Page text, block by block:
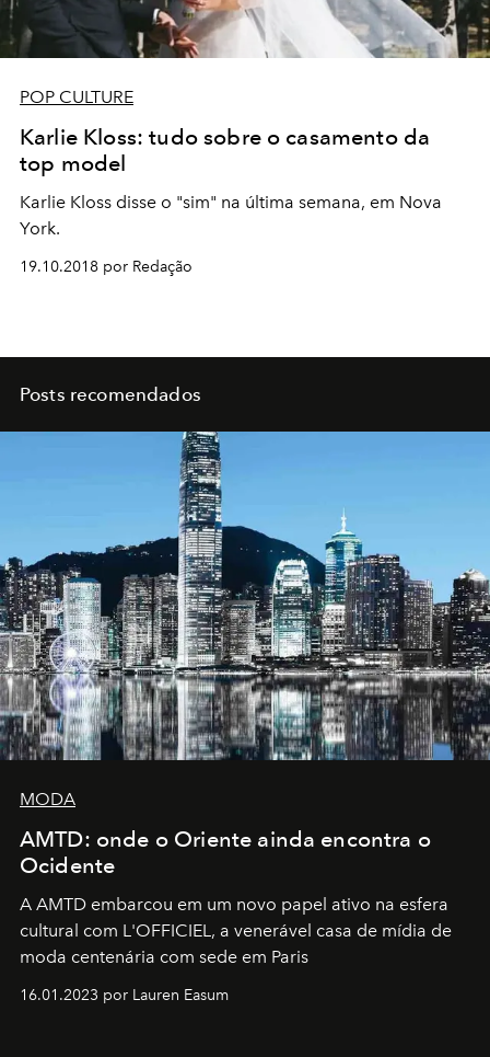
POP CULTURE
Karlie Kloss: tudo sobre o casamento da
top model
Karlie Kloss disse o "sim" na última semana, em Nova
York.
19.10.2018 por Redação
Posts recomendados
MODA
AMTD: onde o Oriente ainda encontra o
Ocidente
A AMTD embarcou em um novo papel ativo na esfera
cultural com L'OFFICIEL, a venerável casa de mídia de
moda centenária com sede em Paris
16.01.2023 por Lauren Easum